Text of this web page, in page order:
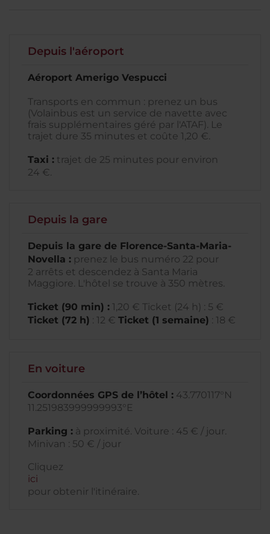
Depuis l'aéroport
Aéroport Amerigo Vespucci
Transports en commun : prenez un bus
(Volainbus est un service de navette avec
frais supplémentaires géré par l'ATAF). Le
trajet dure 35 minutes et coûte 1,20 €.
Taxi : trajet de 25 minutes pour environ
24 €.
Depuis la gare
Depuis la gare de Florence-Santa-Maria-
Novella : prenez le bus numéro 22 pour
2 arrêts et descendez à Santa Maria
Maggiore. L'hôtel se trouve à 350 mètres.
Ticket (90 min) : 1,20 € Ticket (24 h) : 5 €
Ticket (72 h) : 12 € Ticket (1 semaine) : 18 €
En voiture
Coordonnées GPS de l’hôtel : 43.770117°N
11.251983999999993°E
Parking : à proximité. Voiture : 45 € / jour.
Minivan : 50 € / jour
Cliquez
ici
pour obtenir l'itinéraire.